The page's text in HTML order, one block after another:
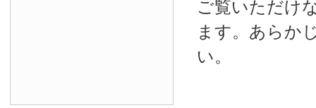
ご覧いただけ
ます。あらか
い。